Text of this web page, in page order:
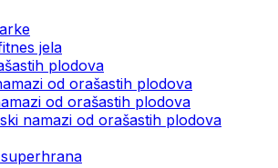
jela
plodova
od orašastih plodova
od orašastih plodova
namazi od orašastih plodova